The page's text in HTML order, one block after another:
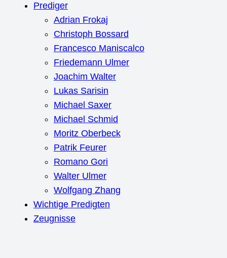
Prediger
Adrian Frokaj
Christoph Bossard
Francesco Maniscalco
Friedemann Ulmer
Joachim Walter
Lukas Sarisin
Michael Saxer
Michael Schmid
Moritz Oberbeck
Patrik Feurer
Romano Gori
Walter Ulmer
Wolfgang Zhang
Wichtige Predigten
Zeugnisse